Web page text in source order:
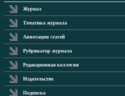
Журнал
Тематика журнала
Аннотации статей
Рубрикатор журнала
Редакционная коллегия
Издательство
Подписка